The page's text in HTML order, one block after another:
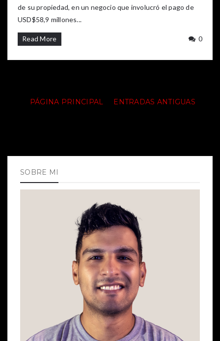
de su propiedad, en un negocio que involucró el pago de
USD$58,9 millones...
Read More 0
ENTRADAS ANTIGUAS
PÁGINA PRINCIPAL
SOBRE MI